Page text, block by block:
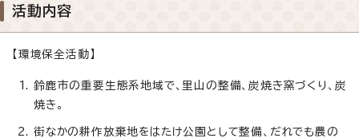
活動内容
【環境保全活動】
鈴鹿市の重要生態系地域で、里山の整備、炭焼き窯づくり、炭
焼き。
街なかの耕作放棄地をはたけ公園として整備、だれでも農の